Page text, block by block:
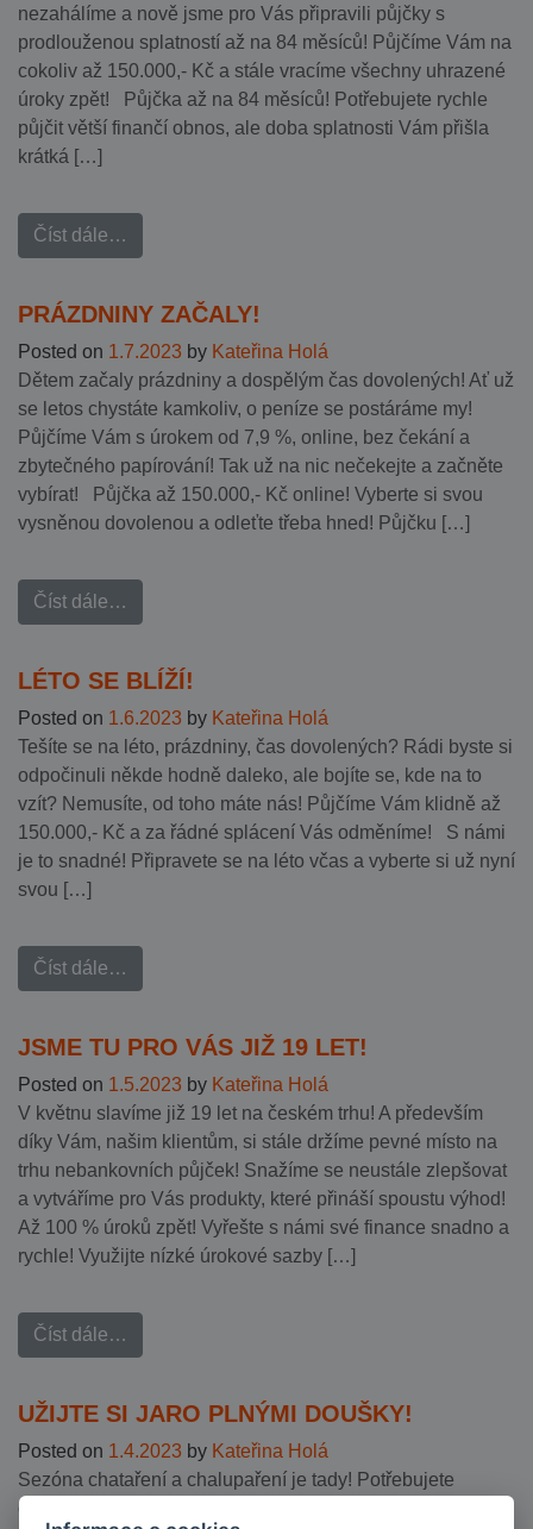
nezahálíme a nově jsme pro Vás připravili půjčky s
prodlouženou splatností až na 84 měsíců! Půjčíme Vám na
cokoliv až 150.000,- Kč a stále vracíme všechny uhrazené
úroky zpět! Půjčka až na 84 měsíců! Potřebujete rychle
půjčit větší finančí obnos, ale doba splatnosti Vám přišla
krátká […]
Číst dále…
PRÁZDNINY ZAČALY!
Posted on 1.7.2023 by Kateřina Holá
Dětem začaly prázdniny a dospělým čas dovolených! Ať už
se letos chystáte kamkoliv, o peníze se postáráme my!
Půjčíme Vám s úrokem od 7,9 %, online, bez čekání a
zbytečného papírování! Tak už na nic nečekejte a začněte
vybírat! Půjčka až 150.000,- Kč online! Vyberte si svou
vysněnou dovolenou a odleťte třeba hned! Půjčku […]
Číst dále…
LÉTO SE BLÍŽÍ!
Posted on 1.6.2023 by Kateřina Holá
Tešíte se na léto, prázdniny, čas dovolených? Rádi byste si
odpočinuli někde hodně daleko, ale bojíte se, kde na to
vzít? Nemusíte, od toho máte nás! Půjčíme Vám klidně až
150.000,- Kč a za řádné splácení Vás odměníme! S námi
je to snadné! Připravete se na léto včas a vyberte si už nyní
svou […]
Číst dále…
JSME TU PRO VÁS JIŽ 19 LET!
Posted on 1.5.2023 by Kateřina Holá
V květnu slavíme již 19 let na českém trhu! A především
díky Vám, našim klientům, si stále držíme pevné místo na
trhu nebankovních půjček! Snažíme se neustále zlepšovat
a vytváříme pro Vás produkty, které přináší spoustu výhod!
Až 100 % úroků zpět! Vyřešte s námi své finance snadno a
rychle! Využijte nízké úrokové sazby […]
Číst dále…
UŽIJTE SI JARO PLNÝMI DOUŠKY!
Posted on 1.4.2023 by Kateřina Holá
Sezóna chataření a chalupaření je tady! Potřebujete
opravit střechu, koupit nová kamna nebo jen zvelebit